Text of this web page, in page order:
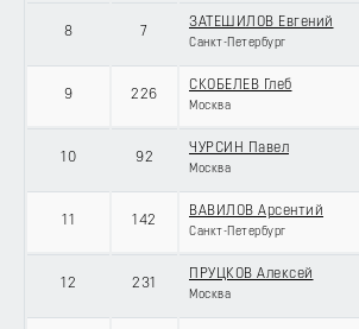
8 7
ЗАТЕШИЛОВ Евгений
Санкт-Петербург
9 226
СКОБЕЛЕВ Глеб
Москва
10 92
ЧУРСИН Павел
Москва
11 142
ВАВИЛОВ Арсентий
Санкт-Петербург
12 231
ПРУЦКОВ Алексей
Москва